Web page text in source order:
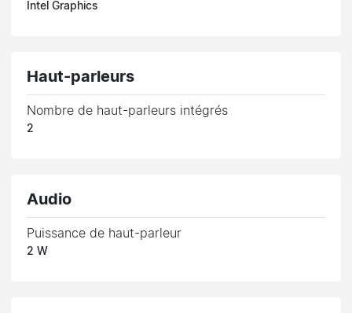
Intel Graphics
Haut-parleurs
Nombre de haut-parleurs intégrés
2
Audio
Puissance de haut-parleur
2 W